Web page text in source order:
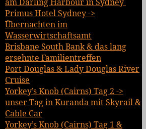
Primus Hotel Sydney ->
Übernachten im
Wasserwirtschaftsamt
Brisbane South Bank & das lang
ersehnte Familientreffen
Port Douglas & Lady Douglas River
Cruise
Yorkey’s Knob (Cairns) Tag 2 ->
unser Tag in Kuranda mit Skyrail &
Cable Car
Yorkey’s Knob (Cairns) Tag 1 &